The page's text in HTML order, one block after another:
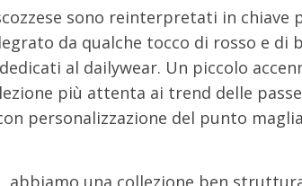
sono reinterpretati in chiave
da qualche tocco di rosso e di
al dailywear. Un piccolo
più attenta ai trend delle
personalizzazione del punto
abbiamo una collezione ben